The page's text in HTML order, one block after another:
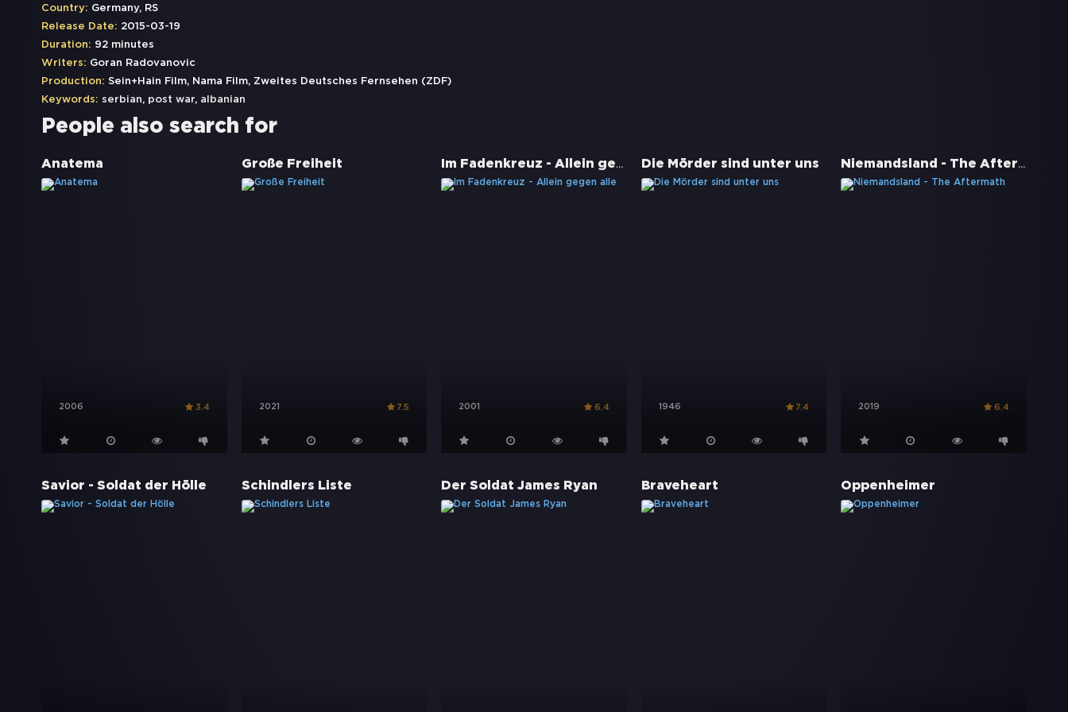
Country: Germany, RS
Release Date: 2015-03-19
Duration: 92 minutes
Writers: Goran Radovanovic
Production: Sein+Hain Film, Nama Film, Zweites Deutsches Fernsehen (ZDF)
Keywords: serbian, post war, albanian
People also search for
Anatema
2006 3.4
Große Freiheit
2021 7.5
Im Fadenkreuz - Allein gegen alle
2001 6.4
Die Mörder sind unter uns
1946 7.4
Niemandsland - The Aftermath
2019 6.4
Savior - Soldat der Hölle Schindlers Liste Der Soldat James Ryan Braveheart Oppenheimer